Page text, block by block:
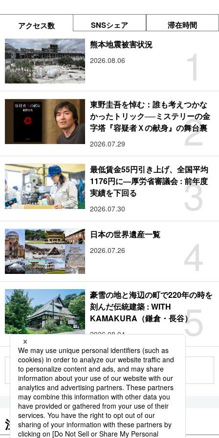
アクセス数 SNSシェア 滞在時間
1
熊本地震被害状況
2026.08.06
2
東野圭吾を悼む：誰も考えつかな
かったトリック──ミステリーの金
字塔『容疑者Ｘの献身』の舞台裏
2026.07.29
3
最低賃金55円引き上げ、全国平均
1176円に―厚労省審議会 : 前年度
実績を下回る
2026.07.30
4
日本の世界遺産一覧
2026.07.26
5
豪雪の地と海辺の町で220年の時を
刻んだ伝統建築 : WITH
KAMAKURA（鎌倉・長谷）
2026.08.04
もっと見る
注目のキーワード